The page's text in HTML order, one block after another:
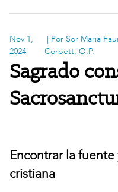
Nov 1,
2024
| Por Sor Maria
Corbett, O.P.
Sagrado
Encontrar la
cristiana